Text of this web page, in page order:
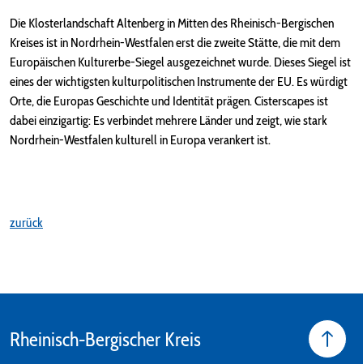
Die Klosterlandschaft Altenberg in Mitten des Rheinisch-Bergischen
Kreises ist in Nordrhein-Westfalen erst die zweite Stätte, die mit dem
Europäischen Kulturerbe-Siegel ausgezeichnet wurde. Dieses Siegel ist
eines der wichtigsten kulturpolitischen Instrumente der EU. Es würdigt
Orte, die Europas Geschichte und Identität prägen. Cisterscapes ist
dabei einzigartig: Es verbindet mehrere Länder und zeigt, wie stark
Nordrhein-Westfalen kulturell in Europa verankert ist.
zurück
Rheinisch-Bergischer Kreis